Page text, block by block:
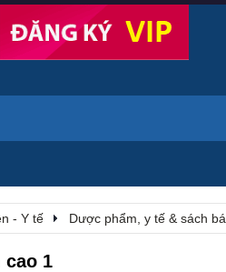
- Y tế Dược phẩm, y tế & sách
cao 1